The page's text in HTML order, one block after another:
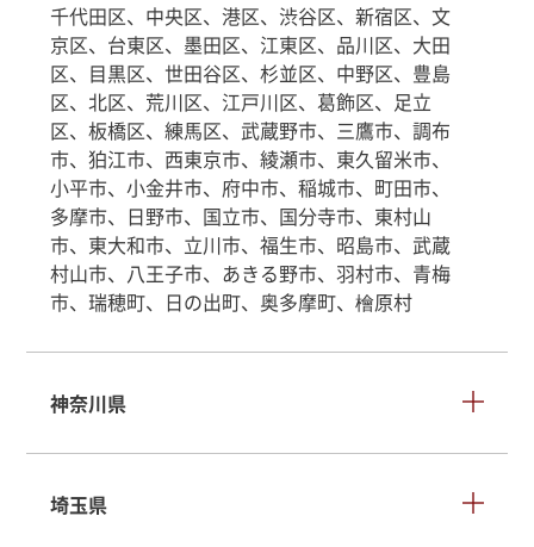
千代田区、中央区、港区、渋谷区、新宿区、文
京区、台東区、墨田区、江東区、品川区、大田
区、目黒区、世田谷区、杉並区、中野区、豊島
区、北区、荒川区、江戸川区、葛飾区、足立
区、板橋区、練馬区、武蔵野市、三鷹市、調布
市、狛江市、西東京市、綾瀬市、東久留米市、
小平市、小金井市、府中市、稲城市、町田市、
多摩市、日野市、国立市、国分寺市、東村山
市、東大和市、立川市、福生市、昭島市、武蔵
村山市、八王子市、あきる野市、羽村市、青梅
市、瑞穂町、日の出町、奥多摩町、檜原村
神奈川県
埼玉県